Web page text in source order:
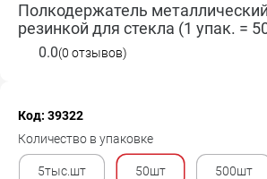
Полкодержатель
резинкой для стекла (1 упак. =
0.0(0 отзывов)
Код: 39322
Количество в упаковке
5тыс.шт 50шт 500шт